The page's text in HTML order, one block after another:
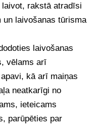
rakstā atradīsi
laivošanas tūrisma
laivošanas
vēlams arī
kā arī maiņas
neatkarīgi no
ieteicams
parūpēties par